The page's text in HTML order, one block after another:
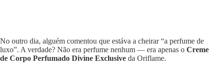
No outro dia, alguém comentou que estáva a cheirar “a perfume de
luxo”. A verdade? Não era perfume nenhum — era apenas o Creme
de Corpo Perfumado Divine Exclusive da Oriflame.